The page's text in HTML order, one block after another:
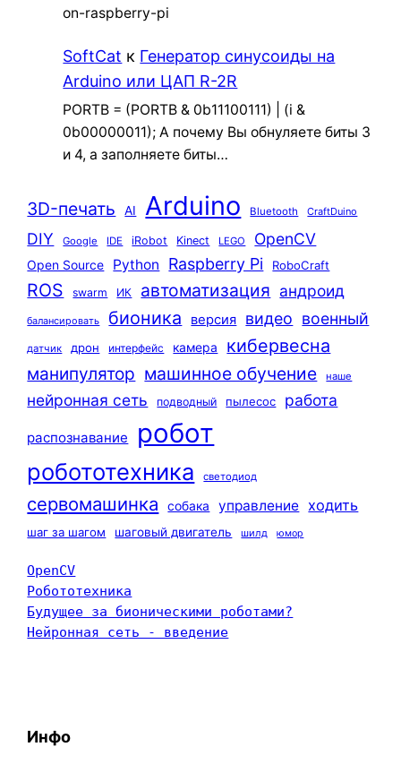
on-raspberry-pi
SoftCat к Генератор синусоиды на
Arduino или ЦАП R-2R
PORTB = (PORTB & 0b11100111) | (i &
0b00000011); А почему Вы обнуляете биты 3
и 4, а заполняете биты…
3D-печать AI Arduino Bluetooth CraftDuino
DIY Google IDE iRobot Kinect LEGO OpenCV
Open Source Python Raspberry Pi RoboCraft
ROS swarm ИК автоматизация андроид
балансировать бионика версия видео военный
датчик дрон интерфейс камера кибервесна
манипулятор машинное обучение наше
нейронная сеть подводный пылесос работа
распознавание робот
робототехника светодиод
сервомашинка собака управление ходить
шаг за шагом шаговый двигатель шилд юмор
OpenCV
Робототехника
Будущее за бионическими роботами?
Нейронная сеть - введение
Инфо